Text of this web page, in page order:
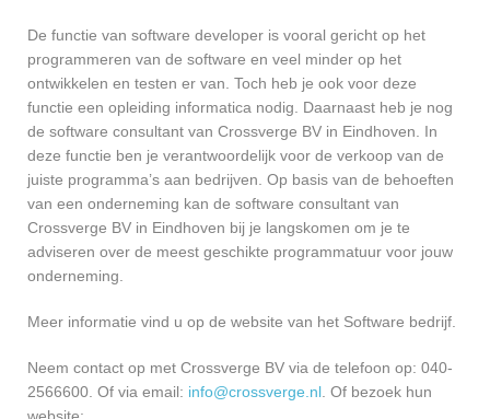
De functie van software developer is vooral gericht op het
programmeren van de software en veel minder op het
ontwikkelen en testen er van. Toch heb je ook voor deze
functie een opleiding informatica nodig. Daarnaast heb je nog
de software consultant van Crossverge BV in Eindhoven. In
deze functie ben je verantwoordelijk voor de verkoop van de
juiste programma’s aan bedrijven. Op basis van de behoeften
van een onderneming kan de software consultant van
Crossverge BV in Eindhoven bij je langskomen om je te
adviseren over de meest geschikte programmatuur voor jouw
onderneming.
Meer informatie vind u op de website van het Software bedrijf.
Neem contact op met Crossverge BV via de telefoon op: 040-
2566600. Of via email: info@crossverge.nl . Of bezoek hun